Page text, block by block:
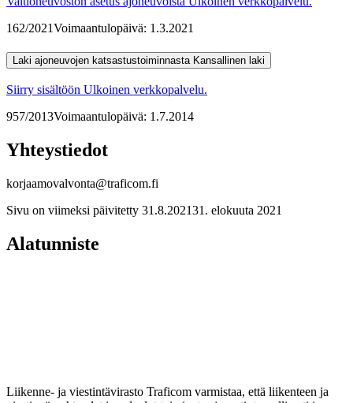
162/2021Voimaantulopäivä: 1.3.2021
Laki ajoneuvojen katsastustoiminnasta Kansallinen laki
Siirry sisältöön Ulkoinen verkkopalvelu.
957/2013Voimaantulopäivä: 1.7.2014
Yhteystiedot
korjaamovalvonta@traficom.fi
Sivu on viimeksi päivitetty 31.8.202131. elokuuta 2021
Alatunniste
Liikenne- ja viestintävirasto Traficom varmistaa, että liikenteen ja